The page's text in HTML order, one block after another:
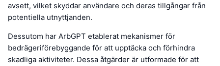
avsett, vilket skyddar användare och deras tillgångar från
potentiella utnyttjanden.
Dessutom har ArbGPT etablerat mekanismer för
bedrägeriförebyggande för att upptäcka och förhindra
skadliga aktiviteter. Dessa åtgärder är utformade för att